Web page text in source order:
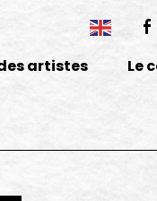
artistes Le